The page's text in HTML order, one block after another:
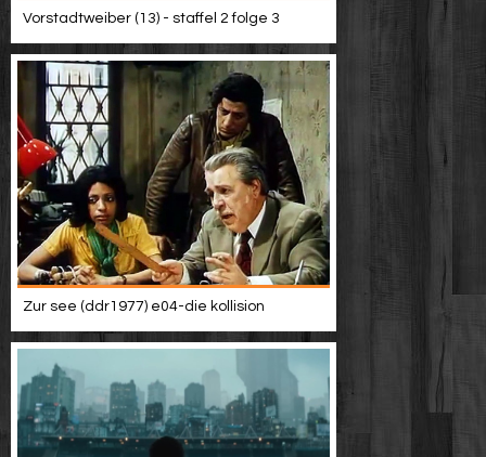
Vorstadtweiber (13) - staffel 2 folge 3
Zur see (ddr1977) e04-die kollision